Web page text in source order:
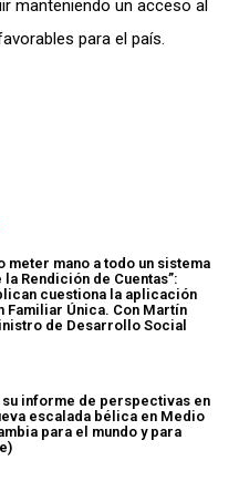
manteniendo un acceso al
para el país.
meter mano a todo un sistema
Rendición de Cuentas”:
cuestiona la aplicación
Familiar Única. Con Martín
de Desarrollo Social
su informe de perspectivas en
escalada bélica en Medio
para el mundo y para